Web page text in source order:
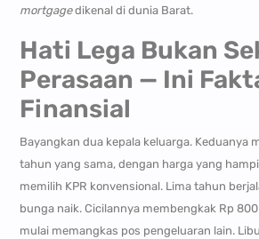
mortgagedikenal di dunia Barat.
Hati Lega Bukan
Perasaan — Ini
Finansial
Bayangkan dua kepala keluarga. Keduanya
tahun yang sama, dengan harga yang
memilih KPR konvensional. Lima tahun
bunga naik. Cicilannya membengkak Rp
mulai memangkas pos pengeluaran lain.